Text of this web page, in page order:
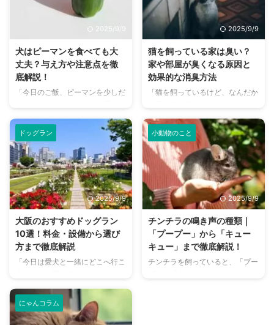
2025/9/9
犬はピーマンを食べても大
丈夫？与え方や注意点を徹
底解説！
「今日のご飯、ピーマンを少しだ
一緒に食卓を囲む際、そんな疑問
を持ったことはありませんか？
ピーマンは人間にとって栄養豊富
な野菜ですが、犬に与えても安全
なのか、どのような栄養素がある
のか、そして適切な与え方はある
のか、気になる飼い主さんは多い
でしょう。 この記事では、犬が
ピーマンを食べることの安全性
や、含まれる栄養素、そしてメリ
ット・デメリットを詳しく解説し
ます。 さらに、ピーマンを愛犬
に与える際の適切な量や調理方
介します。 この記事の結論 犬に
ピ ...
2025/9/9
猫を飼っている家は臭い？
家や部屋が臭くなる原因と
効果的な消臭方法
「猫を飼っているけど、なんだか
悩みはありませんか？猫との暮ら
しは幸せで満ちていますが、独特
のにおいが気になるという飼い主
さんは少なくありません。 特
に、来客時などは「うちのにお
い、大丈夫かな？」と不安に感じ
てしまうこともあるでしょう。
この記事では、猫のにおいの原因
を根本から突き止め、トイレ、
体、部屋など、場所別に具体的な
消臭対策を徹底的に解説します。
さらに、猫と飼い主さん両方にと
って快適な消臭グッズの選び方ま
ドッグラン
2025/9/9
大阪のおすすめドッグラン
10選！料金・設備から選び
方まで徹底解説
「今日は愛犬と一緒にどこへ行こ
か？大阪には、広大な敷地でのび
のびと遊べるドッグランから、都
心でアクセスしやすい便利な施設
まで、魅力的なドッグランがたく
小動物のこと
2025/9/9
チンチラの鳴き声の種類｜
「プープー」から「キュー
キュー」まで徹底解説！
チンチラを飼っていると、「プー
にゃんコラム